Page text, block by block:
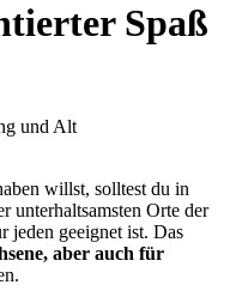
Spaß
willst, solltest du in
unterhaltsamsten Orte der
jeden geeignet ist. Das
aber auch für